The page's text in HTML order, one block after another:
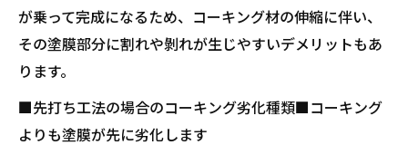
が乗って完成になるため、コーキング材の伸縮に伴い、
その塗膜部分に割れや剝れが生じやすいデメリットもあ
ります。
■先打ち工法の場合のコーキング劣化種類■コーキング
よりも塗膜が先に劣化します